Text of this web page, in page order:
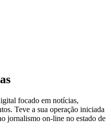
focado em notícias,
Teve a sua operação iniciada
jornalismo on-line no estado de